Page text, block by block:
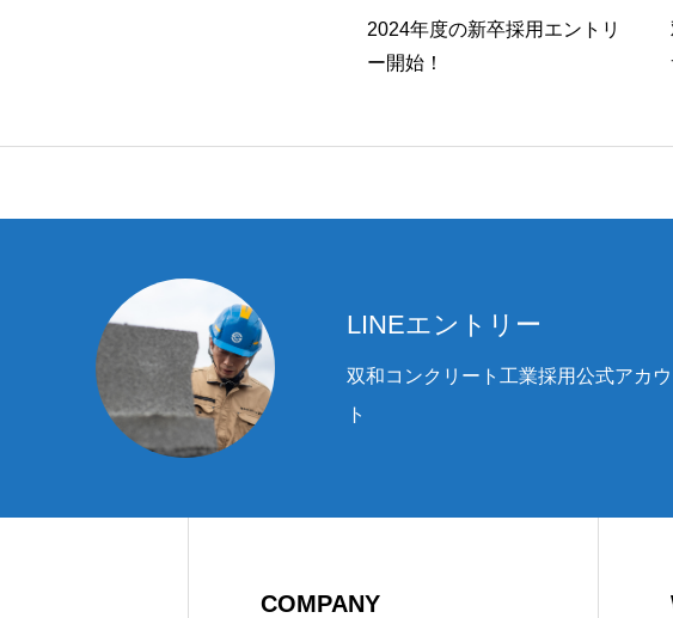
2024年度の新卒採用エントリ
ー開始！
LINEエントリー
双和コンクリート工業採用公式アカ
ト
COMPANY